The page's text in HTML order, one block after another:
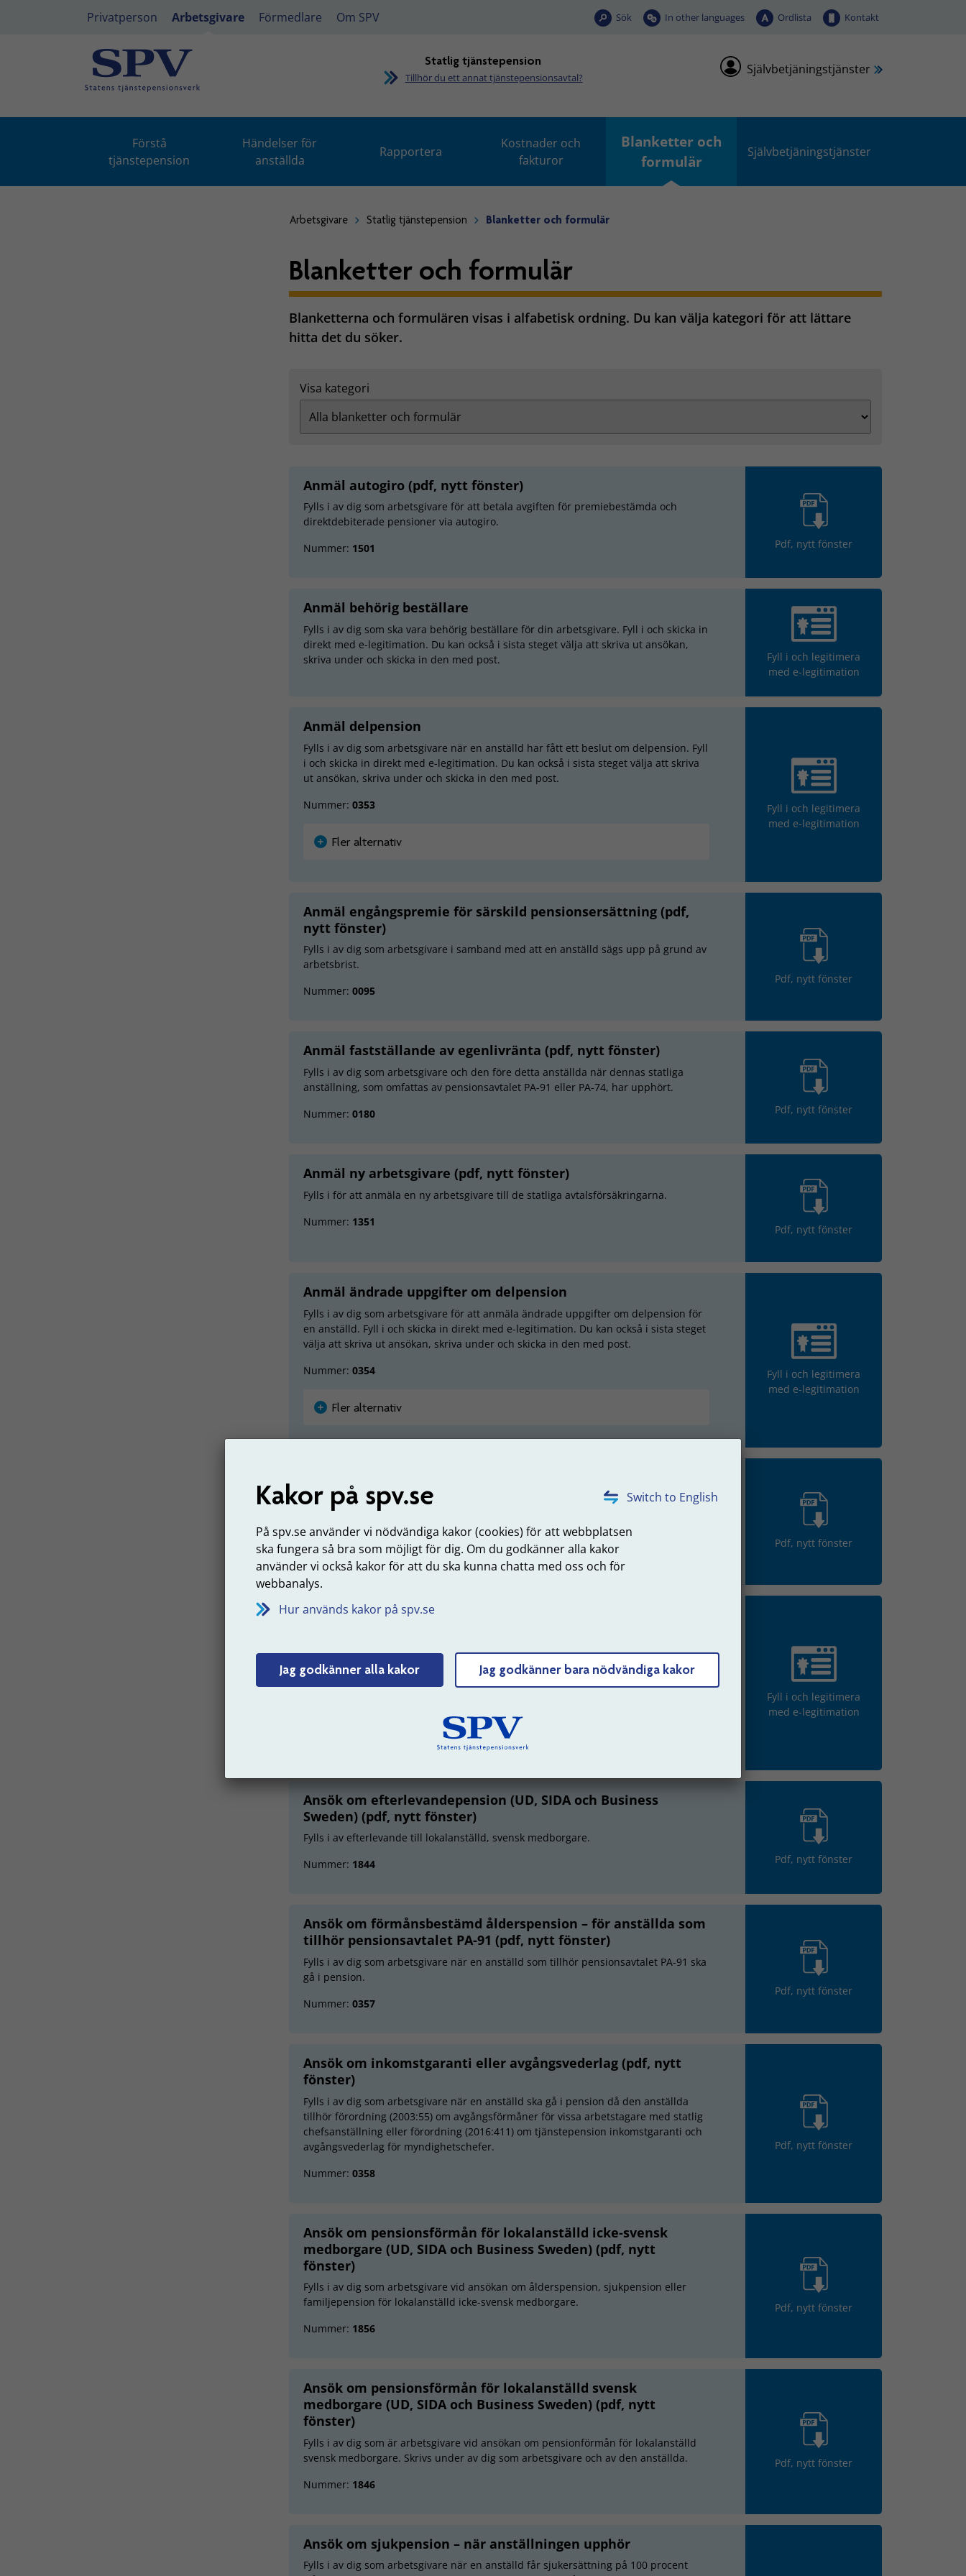
Switch to English
Kakor på spv.se
På spv.se använder vi nödvändiga kakor (cookies) för att webbplatsen
ska fungera så bra som möjligt för dig. Om du godkänner alla kakor
använder vi också kakor för att du ska kunna chatta med oss och för
webbanalys.
Hur används kakor på spv.se
Jag godkänner alla kakor Jag godkänner bara nödvändiga kakor
Privatperson Arbetsgivare Förmedlare Om SPV Sök In other languages Ordlista Kontakt
Statlig tjänstepension
Tillhör du ett annat tjänstepensionsavtal?
Självbetjäningstjänster
Förstå
tjänstepension
Händelser för
anställda
Rapportera
Kostnader och
fakturor
Blanketter och
formulär
Självbetjäningstjänster
Arbetsgivare Statlig tjänstepension Blanketter och formulär
Blanketter och formulär
Blanketterna och formulären visas i alfabetisk ordning. Du kan välja kategori för att lättare
hitta det du söker.
Visa kategori
Anmäl autogiro (pdf, nytt fönster)
Fylls i av dig som arbetsgivare för att betala avgiften för premiebestämda och
direktdebiterade pensioner via autogiro.
Nummer: 1501 Pdf, nytt fönster
Anmäl behörig beställare
Fylls i av dig som ska vara behörig beställare för din arbetsgivare. Fyll i och skicka in
direkt med e-legitimation. Du kan också i sista steget välja att skriva ut ansökan,
skriva under och skicka in den med post.
Fyll i och legitimera
med e-legitimation
Anmäl delpension
Fylls i av dig som arbetsgivare när en anställd har fått ett beslut om delpension. Fyll
i och skicka in direkt med e-legitimation. Du kan också i sista steget välja att skriva
ut ansökan, skriva under och skicka in den med post.
Nummer: 0353
Fler alternativ
Fyll i och legitimera
med e-legitimation
Anmäl engångspremie för särskild pensionsersättning (pdf,
nytt fönster)
Fylls i av dig som arbetsgivare i samband med att en anställd sägs upp på grund av
arbetsbrist.
Nummer: 0095
Pdf, nytt fönster
Anmäl fastställande av egenlivränta (pdf, nytt fönster)
Fylls i av dig som arbetsgivare och den före detta anställda när dennas statliga
anställning, som omfattas av pensionsavtalet PA-91 eller PA-74, har upphört.
Nummer: 0180 Pdf, nytt fönster
Anmäl ny arbetsgivare (pdf, nytt fönster)
Fylls i för att anmäla en ny arbetsgivare till de statliga avtalsförsäkringarna.
Nummer: 1351
Pdf, nytt fönster
Anmäl ändrade uppgifter om delpension
Fylls i av dig som arbetsgivare för att anmäla ändrade uppgifter om delpension för
en anställd. Fyll i och skicka in direkt med e-legitimation. Du kan också i sista steget
välja att skriva ut ansökan, skriva under och skicka in den med post.
Nummer: 0354
Fler alternativ
Fyll i och legitimera
med e-legitimation
Fylls i av dig som är eller har varit arbetsgivare till en person som har avlidit. Intyget
behöver endast skickas in om personen sedan tidigare inte är inrapporterad till oss.
Det gäller till exempel personer med skyddad identitet.
Nummer:GR2
Pdf, nytt fönster
Ansök om efterlevandepension
skriva ut ansökan, skriva under och skicka in den med post. Skrivs under av
efterlevande.
Fyll i och legitimera
med e-legitimation
Ansök om efterlevandepension (UD, SIDA och Business
Sweden) (pdf, nytt fönster)
Fylls i av efterlevande till lokalanställd, svensk medborgare.
Nummer: 1844 Pdf, nytt fönster
Ansök om förmånsbestämd ålderspension – för anställda som
tillhör pensionsavtalet PA-91 (pdf, nytt fönster)
Fylls i av dig som arbetsgivare när en anställd som tillhör pensionsavtalet PA-91 ska
gå i pension.
Nummer: 0357
Pdf, nytt fönster
Ansök om inkomstgaranti eller avgångsvederlag (pdf, nytt
fönster)
Fylls i av dig som arbetsgivare när en anställd ska gå i pension då den anställda
tillhör förordning (2003:55) om avgångsförmåner för vissa arbetstagare med statlig
chefsanställning eller förordning (2016:411) om tjänstepension inkomstgaranti och
avgångsvederlag för myndighetschefer.
Nummer: 0358
Pdf, nytt fönster
Ansök om pensionsförmån för lokalanställd icke-svensk
medborgare (UD, SIDA och Business Sweden) (pdf, nytt
fönster)
Fylls i av dig som arbetsgivare vid ansökan om ålderspension, sjukpension eller
familjepension för lokalanställd icke-svensk medborgare.
Nummer: 1856
Pdf, nytt fönster
Ansök om pensionsförmån för lokalanställd svensk
medborgare (UD, SIDA och Business Sweden) (pdf, nytt
fönster)
Fylls i av dig som är arbetsgivare vid ansökan om pensionförmån för lokalanställd
svensk medborgare. Skrivs under av dig som arbetsgivare och av den anställda.
Nummer: 1846
Pdf, nytt fönster
Ansök om sjukpension – när anställningen upphör
Fylls i av dig som arbetsgivare när en anställd får sjukersättning på 100 procent